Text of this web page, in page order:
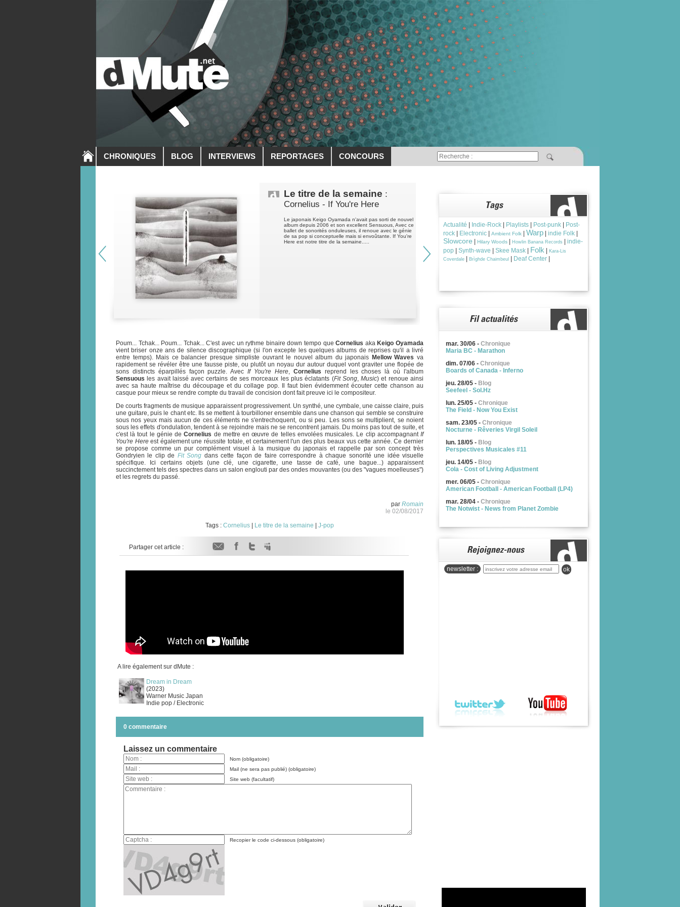
CHRONIQUES BLOG INTERVIEWS REPORTAGES CONCOURS
Le titre de la semaine :
Cornelius - If You're Here
Le japonais Keigo Oyamada n'avait pas sorti de nouvel
album depuis 2006 et son excellent Sensuous, Avec ce
ballet de sonorités onduleuses, il renoue avec le génie
de sa pop si conceptuelle mais si envoûtante. If You're
Here est notre titre de la semaine.....
Poum... Tchak... Poum... Tchak... C'est avec un rythme binaire down tempo queCornelius aka Keigo Oyamada
vient briser onze ans de silence discographique (si l'on excepte les quelques albums de reprises qu'il a livré
entre temps). Mais ce balancier presque simpliste ouvrant le nouvel album du japonais Mellow Waves va
rapidement se révéler être une fausse piste, ou plutôt un noyau dur autour duquel vont graviter une flopée de
sons distincts éparpillés façon puzzle. Avec If You're Here, Cornelius reprend les choses là où l'album
Sensuous les avait laissé avec certains de ses morceaux les plus éclatants (Fit Song,Music) et renoue ainsi
avec sa haute maîtrise du découpage et du collage pop. Il faut bien évidemment écouter cette chanson au
casque pour mieux se rendre compte du travail de concision dont fait preuve ici le compositeur.
De courts fragments de musique apparaissent progressivement. Un synthé, une cymbale, une caisse claire, puis
une guitare, puis le chant etc. Ils se mettent à tourbilloner ensemble dans une chanson qui semble se construire
sous nos yeux mais aucun de ces éléments ne s'entrechoquent, ou si peu. Les sons se multiplient, se noient
sous les effets d'ondulation, tendent à se rejoindre mais ne se rencontrent jamais. Du moins pas tout de suite, et
c'est là tout le génie deCornelius de mettre en œuvre de telles envolées musicales. Le clip accompagnantIf
You're Hereest également une réussite totale, et certainement l'un des plus beaux vus cette année. Ce dernier
se propose comme un pur complément visuel à la musique du japonais et rappelle par son concept très
Gondryien le clip de Fit Song dans cette façon de faire correspondre à chaque sonorité une idée visuelle
spécifique. Ici certains objets (une clé, une cigarette, une tasse de café, une bague...) apparaissent
succinctement tels des spectres dans un salon englouti par des ondes mouvantes (ou des "vagues moelleuses")
et les regrets du passé.
par Romain
le 02/08/2017
Tags : Cornelius Le titre de la semaine J-pop
Partager cet article :
A lire également sur dMute :
Dream in Dream
(2023)
Warner Music Japan
Indie pop / Electronic
0 commentaire
Laissez un commentaire
Nom (obligatoire)
Mail (ne sera pas publié) (obligatoire)
Site web (facultatif)
Recopier le code ci-dessous (obligatoire)
Actualité Indie-Rock Playlists Post-punk
Post-
rock
Electronic Ambient Folk Warp indie Folk
Slowcore Hilary Woods Howlin Banana Records
indie-
pop
Synth-wave Skee Mask Folk
Kara-Lis
Coverdale
Brìghde Chaimbeul Deaf Center
mar. 30/06 - Chronique
Maria BC - Marathon
dim. 07/06 - Chronique
Boards of Canada - Inferno
jeu. 28/05 - Blog
Seefeel - Sol.Hz
lun. 25/05 - Chronique
The Field - Now You Exist
sam. 23/05 - Chronique
Nocturne - Rêveries Virgil Soleil
lun. 18/05 - Blog
Perspectives Musicales #11
jeu. 14/05 - Blog
Cola - Cost of Living Adjustment
mer. 06/05 - Chronique
American Football - American Football (LP4)
mar. 28/04 - Chronique
The Notwist - News from Planet Zombie
newsletter : ok